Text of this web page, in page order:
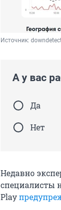
Источник:
А у вас
Да
Нет
Недавно
специалисты
Play